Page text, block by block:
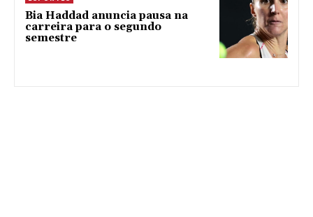
Bia Haddad anuncia pausa na
carreira para o segundo
semestre